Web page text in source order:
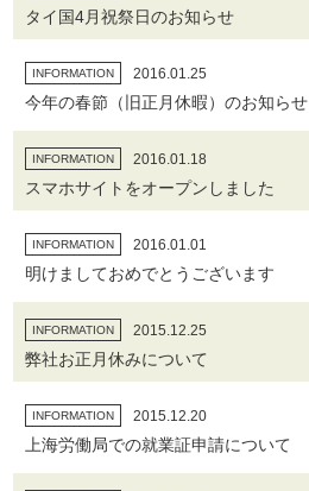
タイ国4月祝祭日のお知らせ
INFORMATION 2016.01.25
今年の春節（旧正月休暇）のお知らせ
INFORMATION 2016.01.18
スマホサイトをオープンしました
INFORMATION 2016.01.01
明けましておめでとうございます
INFORMATION 2015.12.25
弊社お正月休みについて
INFORMATION 2015.12.20
上海労働局での就業証申請について